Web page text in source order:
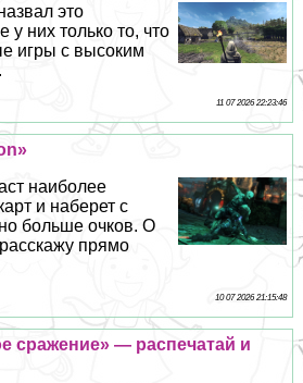
это
них только то, что
игры с высоким
11 07 2026 22:23:46
наиболее
и наберет с
больше очков. О
прямо
10 07 2026 21:15:48
сражение» — распечатай и